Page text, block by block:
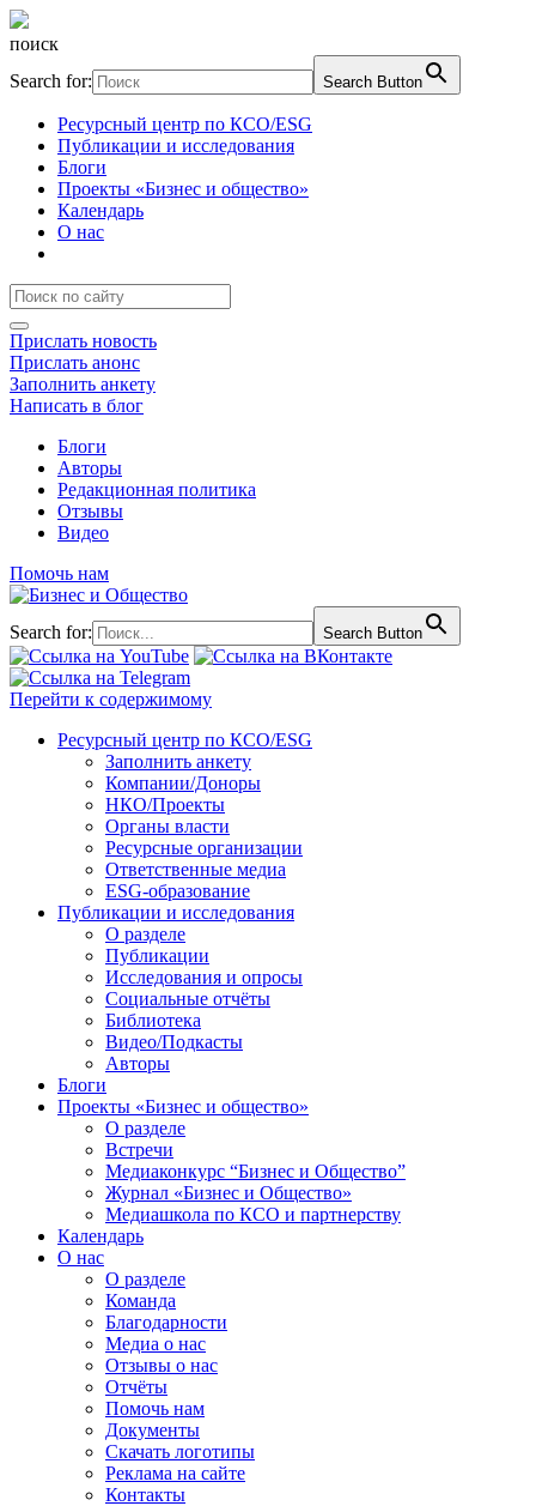
поиск
Search for:
Search Button
Ресурсный центр по КСО/ESG
Публикации и исследования
Блоги
Проекты «Бизнес и общество»
Календарь
О нас
Прислать новость
Прислать анонс
Заполнить анкету
Написать в блог
Блоги
Авторы
Редакционная политика
Отзывы
Видео
Помочь нам
Search for: Search Button
Перейти к содержимому
Ресурсный центр по КСО/ESG
Заполнить анкету
Компании/Доноры
НКО/Проекты
Органы власти
Ресурсные организации
Ответственные медиа
ESG-образование
Публикации и исследования
О разделе
Публикации
Исследования и опросы
Социальные отчёты
Библиотека
Видео/Подкасты
Авторы
Блоги
Проекты «Бизнес и общество»
О разделе
Встречи
Медиаконкурс “Бизнес и Общество”
Журнал «Бизнес и Общество»
Медиашкола по КСО и партнерству
Календарь
О нас
О разделе
Команда
Благодарности
Медиа о нас
Отзывы о нас
Отчёты
Помочь нам
Документы
Скачать логотипы
Реклама на сайте
Контакты